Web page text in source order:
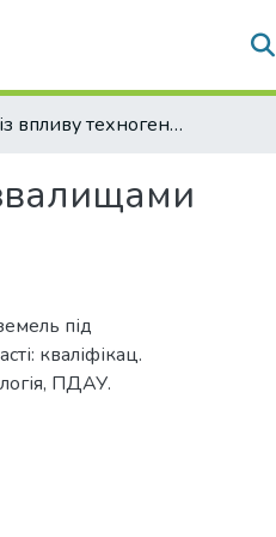
Аналіз впливу техногенно порушених земель під звалищами відходами на довкілля у Полтавській області
під
кваліфікац.
ПДАУ.